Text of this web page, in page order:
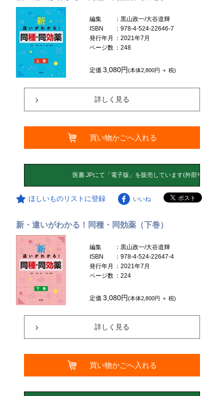
編集
：黒山政一/大谷道輝
ISBN
：978-4-524-22646-7
発行年月
：2021年7月
ページ数 ：248
定価3,080円(本体2,800円 ＋ 税)
詳しく見る
買い物かごへ入れる
ほしいものリストに登録 いいね
新・違いがわかる！同種・同効薬（下巻）
編集
：黒山政一/大谷道輝
ISBN
：978-4-524-22647-4
発行年月
：2021年7月
ページ数 ：224
定価3,080円(本体2,800円 ＋ 税)
詳しく見る
買い物かごへ入れる